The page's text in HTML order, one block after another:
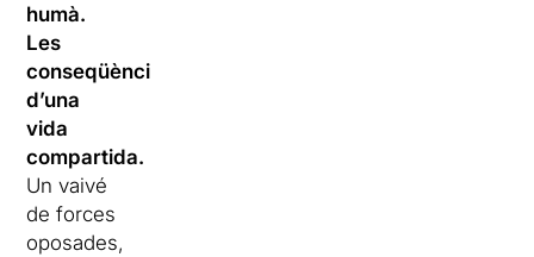
humà.
Les
conseqüències
d’una
vida
compartida.
Un vaivé
de forces
oposades,